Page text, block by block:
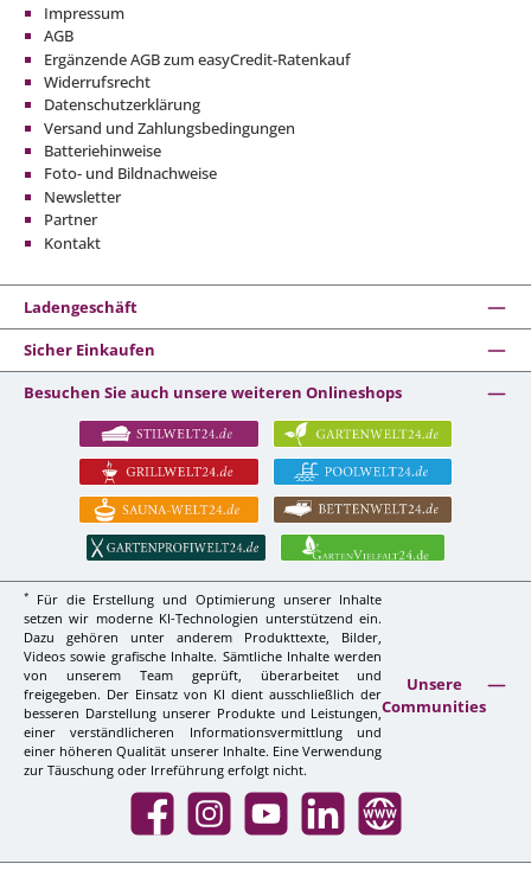
Impressum
AGB
Ergänzende AGB zum easyCredit-Ratenkauf
Widerrufsrecht
Datenschutzerklärung
Versand und Zahlungsbedingungen
Batteriehinweise
Foto- und Bildnachweise
Newsletter
Partner
Kontakt
Ladengeschäft
Sicher Einkaufen
Besuchen Sie auch unsere weiteren Onlineshops
*
Für die Erstellung und Optimierung unserer Inhalte
setzen wir moderne KI-Technologien unterstützend ein.
Dazu gehören unter anderem Produkttexte, Bilder,
Videos sowie grafische Inhalte. Sämtliche Inhalte werden
von unserem Team geprüft, überarbeitet und
freigegeben. Der Einsatz von KI dient ausschließlich der
besseren Darstellung unserer Produkte und Leistungen,
einer verständlicheren Informationsvermittlung und
einer höheren Qualität unserer Inhalte. Eine Verwendung
zur Täuschung oder Irreführung erfolgt nicht.
Unsere
Communities
Facebook InstagramYouTube LinkedIn Website